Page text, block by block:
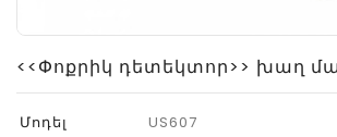
<<Փոքրիկ դետեկտոր>> խաղ
Մոդել
US607